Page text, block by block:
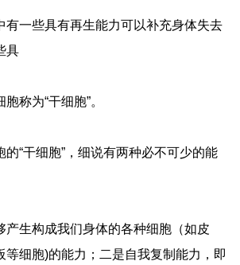
有一些具有再生能力可以补充身体失去
具
称为“干细胞”。
的“干细胞”，细说有两种必不可少的能
产生构成我们身体的各种细胞（如皮
等细胞)的能力；二是自我复制能力，即